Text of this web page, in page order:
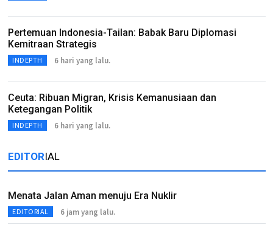
Pertemuan Indonesia-Tailan: Babak Baru Diplomasi
Kemitraan Strategis
INDEPTH 6 hari yang lalu.
Ceuta: Ribuan Migran, Krisis Kemanusiaan dan
Ketegangan Politik
INDEPTH 6 hari yang lalu.
EDITORIAL
Menata Jalan Aman menuju Era Nuklir
EDITORIAL 6 jam yang lalu.